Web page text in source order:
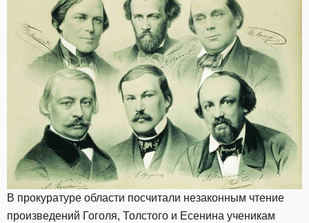
В прокуратуре области посчитали незаконным чтение
произведений Гоголя, Толстого и Есенина ученикам